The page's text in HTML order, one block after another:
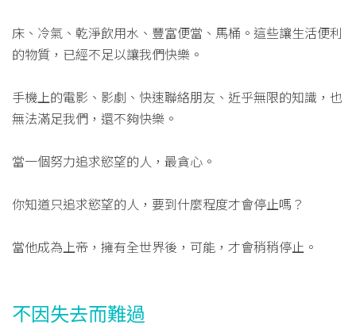
床、冷氣、乾淨飲用水、豐富便當、馬桶。這些讓生活便利
的物質，已經不足以讓我們快樂。
手機上的電影、影劇、快速聯絡朋友、近乎無限的知識，也
無法滿足我們，還不夠快樂。
當一個努力追求慾望的人，最貪心。
你知道只追求慾望的人，要到什麼程度才會停止嗎？
當他成為上帝，擁有全世界後，可能，才會稍稍停止。
不因失去而難過